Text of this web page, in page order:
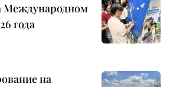
Международном
года
на